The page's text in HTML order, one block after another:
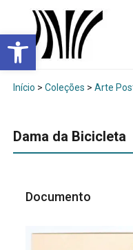
Abrir a barra
Início > Coleções > Arte
Dama da Bicicleta
Documento